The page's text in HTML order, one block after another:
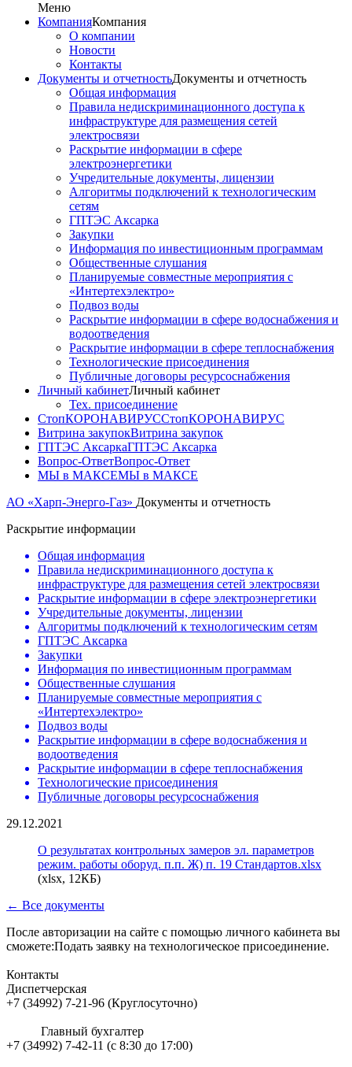
Меню
КомпанияКомпания
О компании
Новости
Контакты
Документы и отчетностьДокументы и отчетность
Общая информация
Правила недискриминационного доступа к
инфраструктуре для размещения сетей
электросвязи
Раскрытие информации в сфере
электроэнергетики
Учредительные документы, лицензии
Алгоритмы подключений к технологическим
сетям
ГПТЭС Аксарка
Закупки
Информация по инвестиционным программам
Общественные слушания
Планируемые совместные мероприятия с
«Интертехэлектро»
Подвоз воды
Раскрытие информации в сфере водоснабжения и
водоотведения
Раскрытие информации в сфере теплоснабжения
Технологические присоединения
Публичные договоры ресурсоснабжения
Личный кабинетЛичный кабинет
Тех. присоединение
СтопКОРОНАВИРУССтопКОРОНАВИРУС
Витрина закупокВитрина закупок
ГПТЭС АксаркаГПТЭС Аксарка
Вопрос-ОтветВопрос-Ответ
МЫ в МАКСЕМЫ в МАКСЕ
АО «Харп-Энерго-Газ» Документы и отчетность
Раскрытие информации
Общая информация
Правила недискриминационного доступа к
инфраструктуре для размещения сетей электросвязи
Раскрытие информации в сфере электроэнергетики
Учредительные документы, лицензии
Алгоритмы подключений к технологическим сетям
ГПТЭС Аксарка
Закупки
Информация по инвестиционным программам
Общественные слушания
Планируемые совместные мероприятия с
«Интертехэлектро»
Подвоз воды
Раскрытие информации в сфере водоснабжения и
водоотведения
Раскрытие информации в сфере теплоснабжения
Технологические присоединения
Публичные договоры ресурсоснабжения
29.12.2021
О результатах контрольных замеров эл. параметров
режим. работы оборуд. п.п. Ж) п. 19 Стандартов.xlsx
(xlsx, 12КБ)
← Все документы
После авторизации на сайте с помощью личного кабинета вы
сможете:Подать заявку на технологическое присоединение.
Контакты
Диспетчерская
+7 (34992) 7-21-96 (Круглосуточно)
Главный бухгалтер
+7 (34992) 7-42-11 (с 8:30 до 17:00)